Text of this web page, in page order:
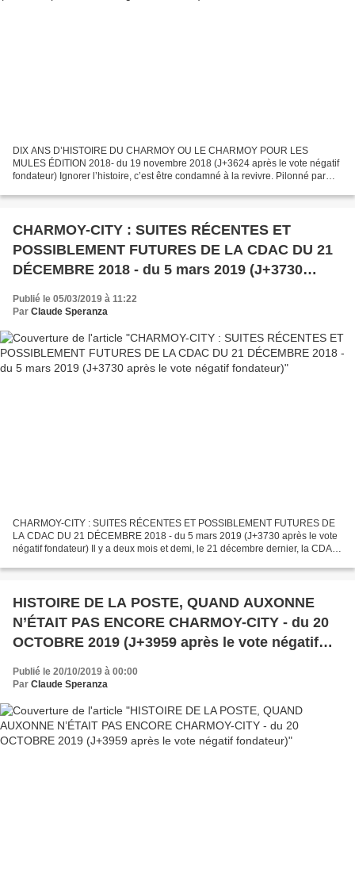
DIX ANS D’HISTOIRE DU CHARMOY OU LE CHARMOY POUR LES
MULES ÉDITION 2018- du 19 novembre 2018 (J+3624 après le vote négatif
fondateur) Ignorer l’histoire, c’est être condamné à la revivre. Pilonné par
CHARMOY-CITY : SUITES RÉCENTES ET
POSSIBLEMENT FUTURES DE LA CDAC DU 21
DÉCEMBRE 2018 - du 5 mars 2019 (J+3730
Publié le 05/03/2019 à 11:22
Par Claude Speranza
CHARMOY-CITY : SUITES RÉCENTES ET POSSIBLEMENT FUTURES DE
LA CDAC DU 21 DÉCEMBRE 2018 - du 5 mars 2019 (J+3730 après le vote
négatif fondateur) Il y a deux mois et demi, le 21 décembre dernier, la CDAC
HISTOIRE DE LA POSTE, QUAND AUXONNE
N’ÉTAIT PAS ENCORE CHARMOY-CITY - du 20
OCTOBRE 2019 (J+3959 après le vote négatif
fondateur)
Publié le 20/10/2019 à 00:00
Par Claude Speranza